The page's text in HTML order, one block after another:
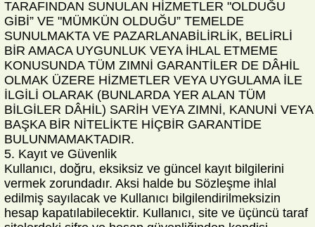
TARAFINDAN SUNULAN HİZMETLER "OLDUĞU
GİBİ” VE "MÜMKÜN OLDUĞU” TEMELDE
SUNULMAKTA VE PAZARLANABİLİRLİK, BELİRLİ
BİR AMACA UYGUNLUK VEYA İHLAL ETMEME
KONUSUNDA TÜM ZIMNİ GARANTİLER DE DÂHİL
OLMAK ÜZERE HİZMETLER VEYA UYGULAMA İLE
İLGİLİ OLARAK (BUNLARDA YER ALAN TÜM
BİLGİLER DÂHİL) SARİH VEYA ZIMNİ, KANUNİ VEYA
BAŞKA BİR NİTELİKTE HİÇBİR GARANTİDE
BULUNMAMAKTADIR.
5. Kayıt ve Güvenlik
Kullanıcı, doğru, eksiksiz ve güncel kayıt bilgilerini
vermek zorundadır. Aksi halde bu Sözleşme ihlal
edilmiş sayılacak ve Kullanıcı bilgilendirilmeksizin
hesap kapatılabilecektir. Kullanıcı, site ve üçüncü taraf